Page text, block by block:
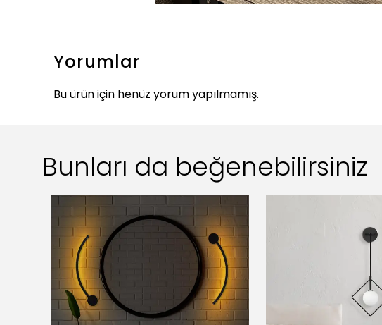
Yorumlar
Bu ürün için henüz yorum yapılmamış.
Bunları da beğenebilirsiniz